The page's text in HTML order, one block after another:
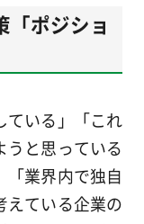
「ポジショ
ている」「これ
うと思っている
「業界内で独自
えている企業の